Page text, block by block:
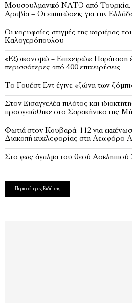
Μουσουλμανικό ΝΑΤΟ από Τουρκία,
Αραβία – Οι επιπτώσεις για την
Οι κορυφαίες στιγμές της καριέρας
Καλογερόπουλου
«Εξοικονομώ – Επιχειρώ»: Παράταση
περισσότερες από 400 επιχειρήσεις
Το Γουέστ Εντ έγινε «ζώνη των
Στον Εισαγγελέα πιλότος και
προσγειώθηκε στο Σαρακήνικο της
Φωτιά στον Κουβαρά: 112 για
Διακοπή κυκλοφορίας στη Λεωφόρο
Στο φως άγαλμα του θεού Ασκληπιού
Περισσότερες Ειδήσεις